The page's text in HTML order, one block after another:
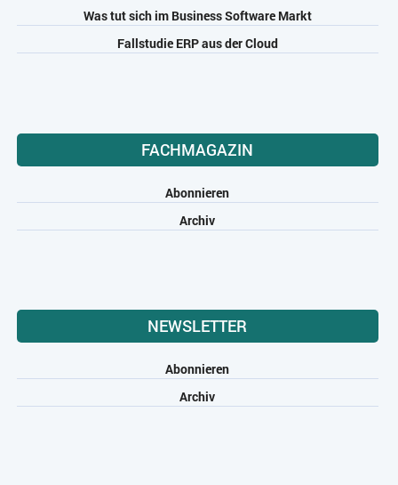
Was tut sich im Business Software Markt
Fallstudie ERP aus der Cloud
FACHMAGAZIN
Abonnieren
Archiv
NEWSLETTER
Abonnieren
Archiv